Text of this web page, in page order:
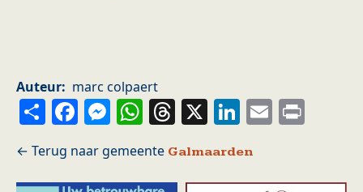
Auteur marc colpaert
ShareFacebook
Messenger
WhatsApp
Threads
X LinkedIn
Email
Galmaarden